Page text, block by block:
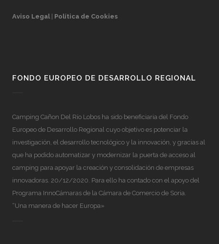
Aviso Legal| Política de Cookies
FONDO EUROPEO DE DESARROLLO REGIONAL
Camping Cañon Del Río Lobos ha sido beneficiaria del Fondo
Europeo de Desarrollo Regional cuyo objetivo es potenciar la
investigación, el desarrollo tecnológico y la innovación, y gracias al
que ha podido automatizar y modernizar la puerta de acceso al
camping para apoyar la creación y consolidación de empresas
innovadoras. 20/12/2020. Para ello ha contado con el apoyo del
Programa InnoCámaras de la Cámara de Comercio de Soria.
“Una manera de hacer Europa»